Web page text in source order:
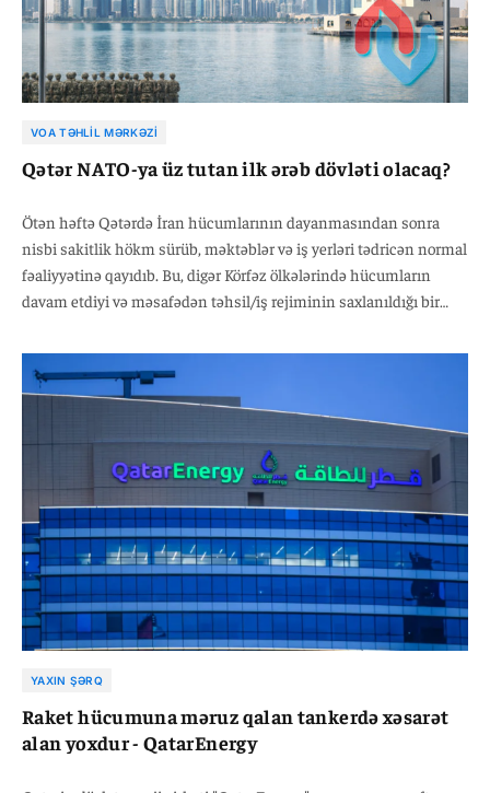
VOA TƏHLIL MƏRKƏZI
Qətər NATO-ya üz tutan ilk ərəb dövləti olacaq?
Ötən həftə Qətərdə İran hücumlarının dayanmasından sonra
nisbi sakitlik hökm sürüb, məktəblər və iş yerləri tədricən normal
fəaliyyətinə qayıdıb. Bu, digər Körfəz ölkələrində hücumların
davam etdiyi və məsafədən təhsil/iş rejiminin saxlanıldığı bir
dəyişdi; İranın xüsusilə dronlardan istifadə etdiyi hücumları
yenidən başladı.
YAXIN ŞƏRQ
Raket hücumuna məruz qalan tankerdə xəsarət
alan yoxdur - QatarEnergy